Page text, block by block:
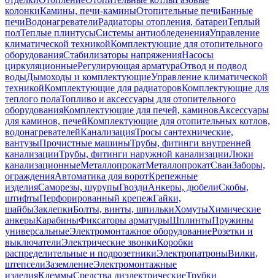
колонкиКамины, печи-каминыОтопительные печиБанные
печиВодонагревателиРадиаторы отопления, батареиТеплый
полТеплые плинтусыСистемы антиобледененияУправление
климатической техникойКомплектующие для отопительного
оборудованияСтабилизаторы напряженияНасосы
циркуляционныеРегулирующая арматураОтвод и подвод
водыДымоходы и комплектующиеУправление климатической
техникойКомплектующие для радиаторовКомплектующие для
теплого полаТопливо и аксессуары для отопительного
оборудованияКомплектующие для печей, каминовАксессуары
для каминов, печейКомплектующие для отопительных котлов,
водонагревателейКанализацияТросы сантехнические,
вантузыПрочистные машиныТрубы, фитинги внутренней
канализацииТрубы, фитинги наружной канализацииЛюки
канализационныеМеталлопрокатМеталлопрокатСваиЗаборы,
огражденияАвтоматика для воротКрепежные
изделияСаморезы, шурупыГвоздиАнкеры, дюбелиСкобы,
штифтыПерфорированный крепежГайки,
шайбыЗаклепкиБолты, винты, шпилькиХомутыХимические
анкерыКарабиныФиксаторы арматурыШплинтыПружины
универсальныеЭлектромонтажное оборудованиеРозетки и
выключателиЭлектрические звонкиКоробки
распределительные и подрозетникиЭлектропатроныВилки,
штепселиЗаземлениеЭлектромонтажные
изделияКлеммыСредства диэлектрическиеТрубки